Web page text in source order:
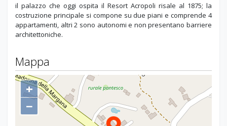
il palazzo che oggi ospita il Resort Acropoli risale al 1875; la
costruzione principale si compone su due piani e comprende 4
appartamenti, altri 2 sono autonomi e non presentano barriere
architettoniche.
Mappa
+
−